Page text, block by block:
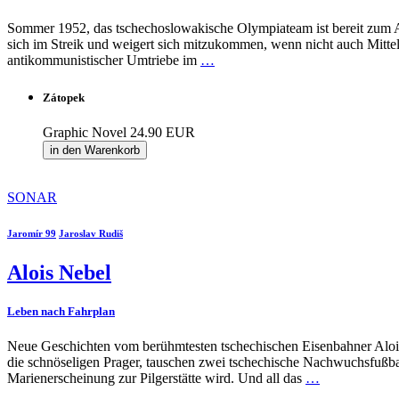
Sommer 1952, das tschechoslowakische Olympiateam ist bereit
sich im Streik und weigert sich mitzukommen, wenn nicht auch
antikommunistischer Umtriebe im …
Zátopek
Graphic Novel 24.90 EUR
in den Warenkorb
SONAR
Jaromír 99 Jaroslav Rudiš
Alois Nebel
Leben nach Fahrplan
Neue Geschichten vom berühmtesten tschechischen Eisenbahner
die schnöseligen Prager, tauschen zwei tschechische
Marienerscheinung zur Pilgerstätte wird. Und all das …